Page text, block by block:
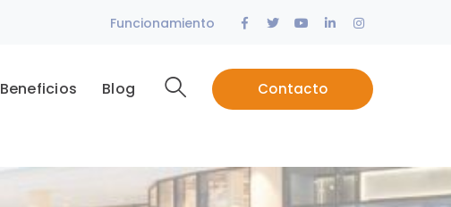
Funcionamiento
Facebook
TwitterYoutube
LinkedInInstagram
Contacto
Beneficios Blog